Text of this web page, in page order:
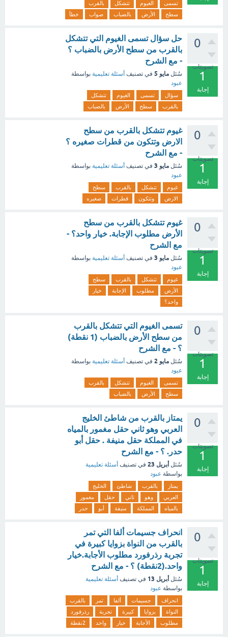
تسمى الغيوم تتشكل
بالقرب
سطح
الأرض بالضباب صواب خطأ
0
تصويتات
1
إجابة
حل سؤال تسمى الغيوم التي تتشكل
بالقرب من سطح الأرض بالضباب ؟
- مع الشرح
سُئل مايو 5 في تصنيف أسئلة تعليمية بواسطة
عبود
سؤال تسمى الغيوم
تتشكل
بالقرب
سطح الأرض بالضباب
0
تصويتات
1
إجابة
غيوم تتشكل بالقرب من سطح
الارض وتتكون من قطرات صغيره ؟
- مع الشرح
سُئل مايو 3 في تصنيف أسئلة تعليمية بواسطة
عبود
غيوم تتشكل بالقرب
سطح
الارض
وتتكون قطرات صغيره
0
تصويتات
1
إجابة
غيوم تتشكل بالقرب من سطح
الأرض مطلوب الإجابة. خيار واحد؟ -
مع الشرح
سُئل مايو 3 في تصنيف أسئلة تعليمية بواسطة
عبود
غيوم تتشكل بالقرب
سطح
الأرض
مطلوب الإجابة
خيار
واحد؟
0
تصويتات
1
إجابة
تسمى الغيوم التي تتشكل بالقرب
من سطح الأرض بالضباب (1 نقطة)
؟ - مع الشرح
سُئل مايو 2 في تصنيف أسئلة تعليمية بواسطة
عبود
تسمى الغيوم تتشكل
بالقرب
سطح
الأرض بالضباب
0
تصويتات
1
إجابة
يمتاز بالقرب من شاطئ الخليج
العربي وهو ثاني حقل مغمور بالمياه
في المملكة حقل منيفة . حقل أبو
حدر. ؟ - مع الشرح
سُئل أبريل 23 في تصنيف أسئلة تعليمية
بواسطة عبود
يمتاز بالقرب شاطئ
الخليج
العربي
وهو ثاني حقل
مغمور
بالمياه
المملكة منيفة أبو حدر
0
تصويتات
1
إجابة
انحراف جسيمات ألفا التي تمر
بالقرب من النواة بزوايا كبيرة في
تجربة رذرفورد مطلوب الأجابة.خيار
واحد.(2نقطة) ؟ - مع الشرح
سُئل أبريل 13 في تصنيف أسئلة تعليمية
بواسطة عبود
انحراف جسيمات ألفا تمر
بالقرب
النواة
بزوايا كبيرة تجربة
رذرفورد
مطلوب
الأجابة خيار واحد 2نقطة